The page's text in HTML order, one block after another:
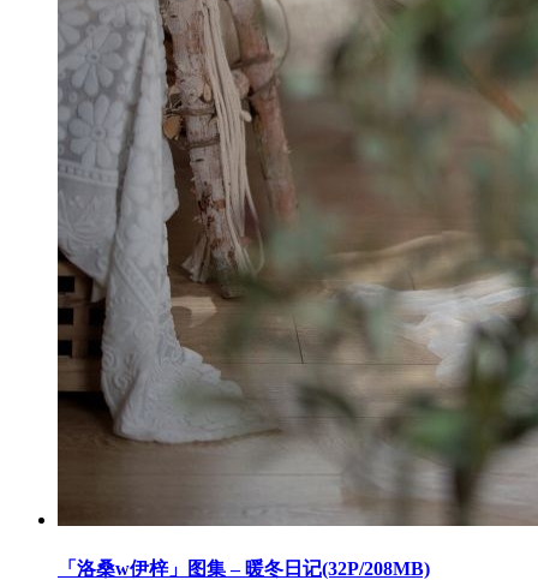
「洛桑w伊梓」图集 – 暖冬日记(32P/208MB)